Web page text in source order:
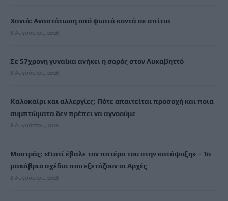
Χανιά: Αναστάτωση από φωτιά κοντά σε σπίτια
8 Αυγούστου, 2026
Σε 57χρονη γυναίκα ανήκει η σορός στον Λυκαβηττό
8 Αυγούστου, 2026
Καλοκαίρι και αλλεργίες: Πότε απαιτείται προσοχή και ποια
συμπτώματα δεν πρέπει να αγνοούμε
8 Αυγούστου, 2026
Μυστράς: «Γιατί έβαλε τον πατέρα του στην κατάψυξη» – Το
μακάβριο σχέδιο που εξετάζουν οι Αρχές
8 Αυγούστου, 2026